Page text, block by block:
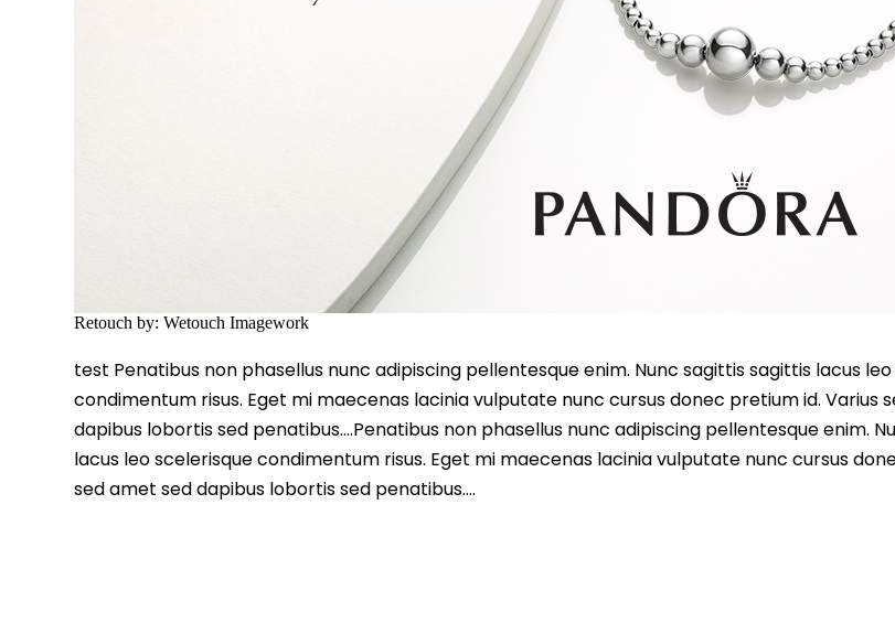
Retouch by: Wetouch Imagework
test Penatibus non phasellus nunc adipiscing pellentesque enim. Nunc sagittis sagittis lacus
condimentum risus. Eget mi maecenas lacinia vulputate nunc cursus donec pretium id. Varius
dapibus lobortis sed penatibus….Penatibus non phasellus nunc adipiscing pellentesque enim.
lacus leo scelerisque condimentum risus. Eget mi maecenas lacinia vulputate nunc cursus
sed amet sed dapibus lobortis sed penatibus….